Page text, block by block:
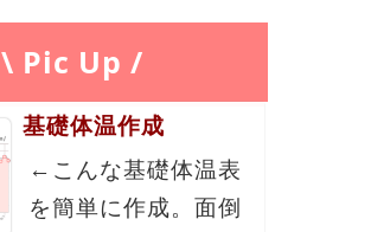
\ Pic Up /
基礎体温作成
←こんな基礎体温表
を簡単に作成。面倒